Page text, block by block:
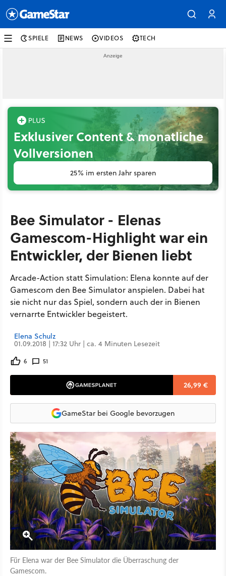
SPIELE NEWS VIDEOS TECH
Exklusiver Content & monatliche
Vollversionen
25% im ersten Jahr sparen
Bee Simulator - Elenas
Gamescom-Highlight war ein
Entwickler, der Bienen liebt
Arcade-Action statt Simulation: Elena konnte auf der
Gamescom den Bee Simulator anspielen. Dabei hat
sie nicht nur das Spiel, sondern auch der in Bienen
vernarrte Entwickler begeistert.
Elena Schulz
01.09.2018 | 17:32 Uhr | ca. 4 Minuten Lesezeit
6 51
26,99 €
GameStar bei Google bevorzugen
Für Elena war der Bee Simulator die Überraschung der
Gamescom.